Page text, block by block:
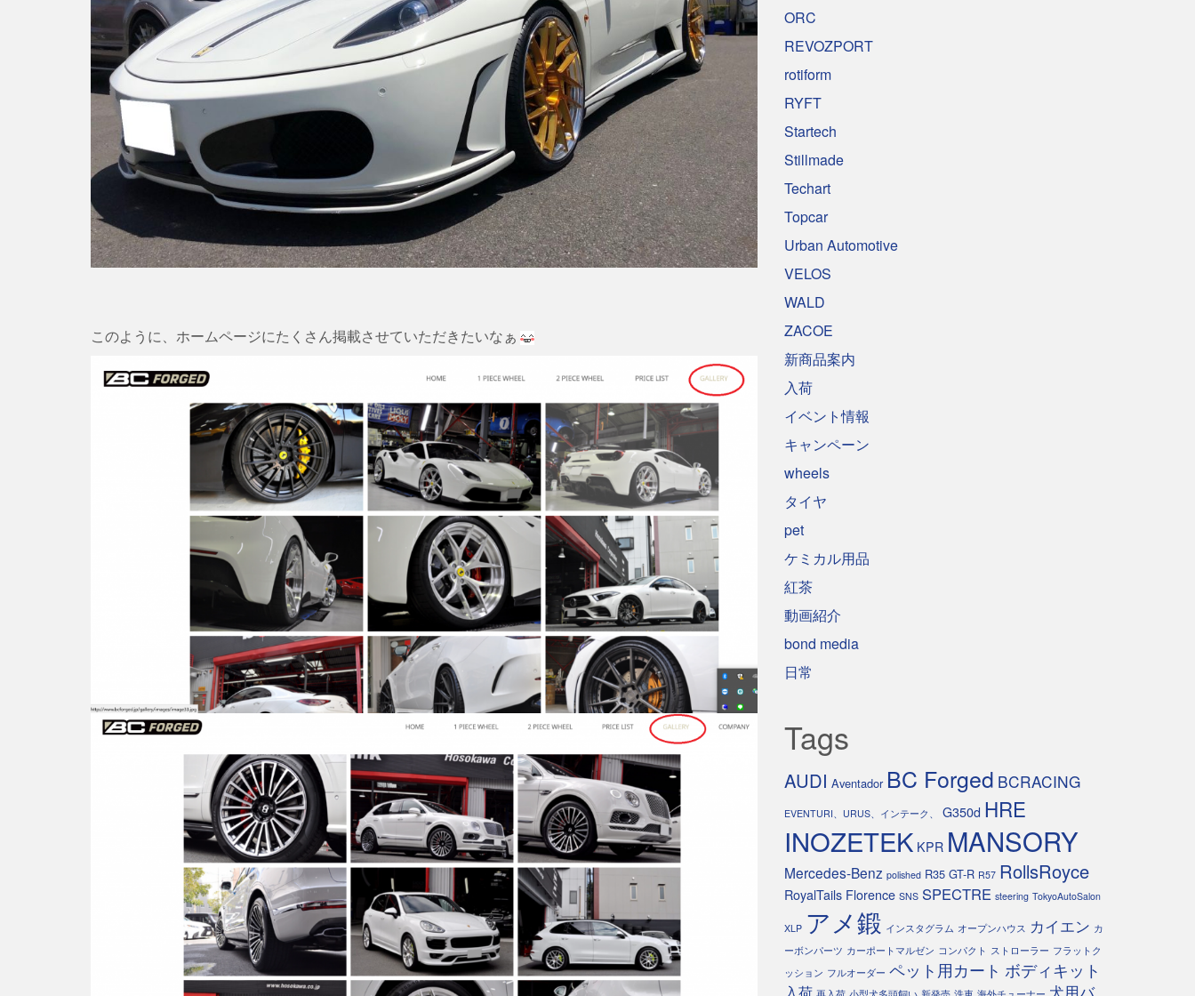
このように、ホームページにたくさん掲載させていただきたいなぁ
ORC
REVOZPORT
rotiform
RYFT
Startech
Stillmade
Techart
Topcar
Urban Automotive
VELOS
WALD
ZACOE
新商品案内
入荷
イベント情報
キャンペーン
wheels
タイヤ
pet
ケミカル用品
紅茶
動画紹介
bond media
日常
Tags
AUDI Aventador BC Forged BCRACING
EVENTURI、URUS、インテーク、 G350d HRE
INOZETEK KPR MANSORY
Mercedes-Benz polished R35 GT-R R57 RollsRoyce
RoyalTails Florence SNS SPECTRE steering TokyoAutoSalon
XLP アメ鍛 インスタグラム オープンハウス カイエン カ
ーボンパーツ カーポートマルゼン コンパクト ストローラー フラットク
ッション フルオーダー ペット用カート ボディキット
入荷 犬用バ